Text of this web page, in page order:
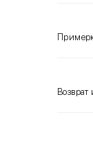
Возврат